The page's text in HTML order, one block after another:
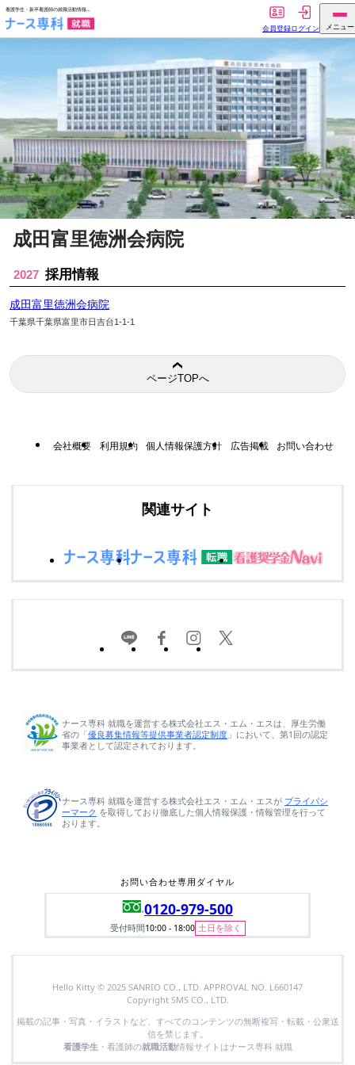
成田富里徳洲会病院
2027 採用情報
成田富里徳洲会病院
千葉県千葉県富里市日吉台1-1-1
ページTOPへ